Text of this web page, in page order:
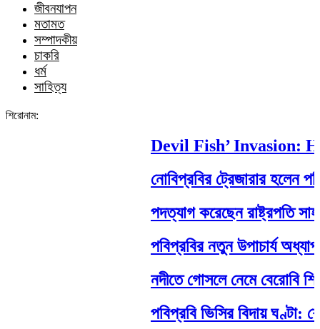
জীবনযাপন
মতামত
সম্পাদকীয়
চাকরি
ধর্ম
সাহিত্য
শিরোনাম:
Devil Fish’ Invasion:
নোবিপ্রবির ট্রেজারার হলেন
পদত্যাগ করেছেন রাষ্ট্রপতি
পবিপ্রবির নতুন উপাচার্য
নদীতে গোসলে নেমে বেরোবি
পবিপ্রবি ভিসির বিদায় ঘণ্টা: